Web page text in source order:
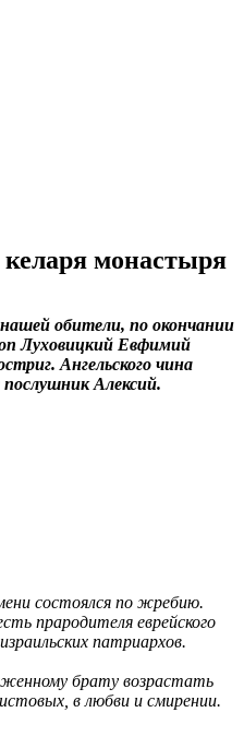
монастыря
нашей обители, по окончании
Луховицкий Евфимий
Ангельского чина
Алексий.
состоялся по жребию.
прародителя еврейского
патриархов.
брату возрастать
в любви и смирении.